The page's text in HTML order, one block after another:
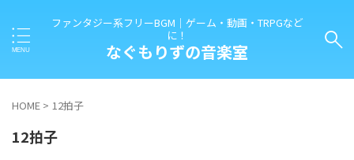
ファンタジー系フリーBGM｜ゲーム・動画・TRPGなど
に！
なぐもりずの音楽室
HOME > 12拍子
12拍子